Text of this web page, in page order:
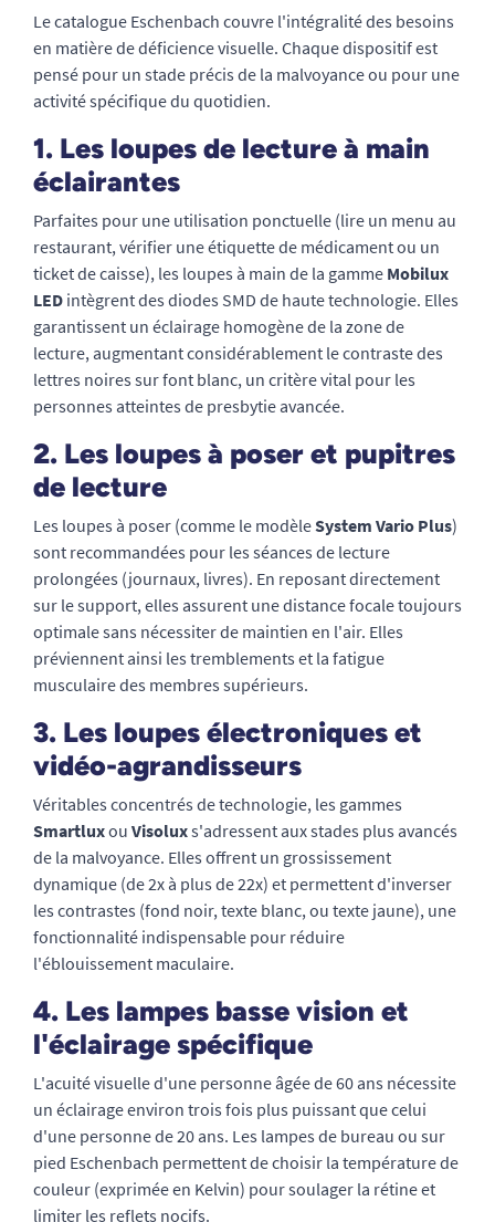
Le catalogue Eschenbach couvre l'intégralité des besoins
en matière de déficience visuelle. Chaque dispositif est
pensé pour un stade précis de la malvoyance ou pour une
activité spécifique du quotidien.
1. Les loupes de lecture à main
éclairantes
Parfaites pour une utilisation ponctuelle (lire un menu au
restaurant, vérifier une étiquette de médicament ou un
ticket de caisse), les loupes à main de la gamme Mobilux
LED intègrent des diodes SMD de haute technologie. Elles
garantissent un éclairage homogène de la zone de
lecture, augmentant considérablement le contraste des
lettres noires sur font blanc, un critère vital pour les
personnes atteintes de presbytie avancée.
2. Les loupes à poser et pupitres
de lecture
Les loupes à poser (comme le modèleSystem Vario Plus)
sont recommandées pour les séances de lecture
prolongées (journaux, livres). En reposant directement
sur le support, elles assurent une distance focale toujours
optimale sans nécessiter de maintien en l'air. Elles
préviennent ainsi les tremblements et la fatigue
musculaire des membres supérieurs.
3. Les loupes électroniques et
vidéo-agrandisseurs
Véritables concentrés de technologie, les gammes
Smartluxou Visoluxs'adressent aux stades plus avancés
de la malvoyance. Elles offrent un grossissement
dynamique (de 2x à plus de 22x) et permettent d'inverser
les contrastes (fond noir, texte blanc, ou texte jaune), une
fonctionnalité indispensable pour réduire
l'éblouissement maculaire.
4. Les lampes basse vision et
l'éclairage spécifique
L'acuité visuelle d'une personne âgée de 60 ans nécessite
un éclairage environ trois fois plus puissant que celui
d'une personne de 20 ans. Les lampes de bureau ou sur
pied Eschenbach permettent de choisir la température de
couleur (exprimée en Kelvin) pour soulager la rétine et
limiter les reflets nocifs.